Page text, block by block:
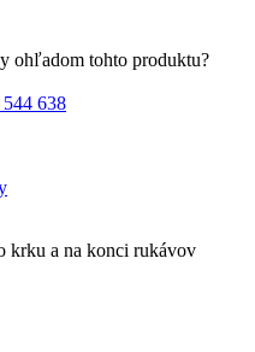
ohľadom tohto produktu?
638
krku a na konci rukávov